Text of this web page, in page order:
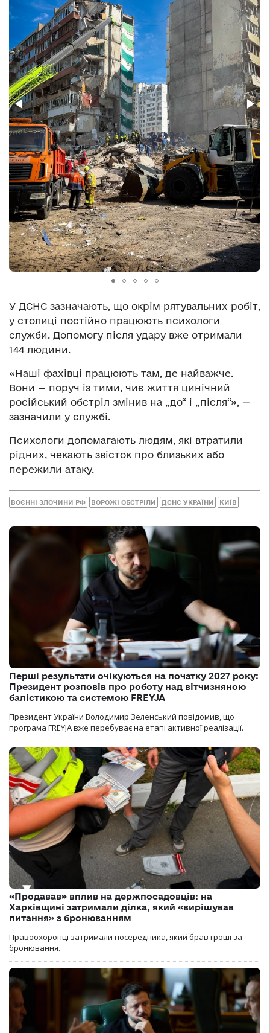
У ДСНС зазначають, що окрім рятувальних робіт,
у столиці постійно працюють психологи
служби. Допомогу після удару вже отримали
144 людини.
«Наші фахівці працюють там, де найважче.
Вони — поруч із тими, чиє життя цинічний
російський обстріл змінив на „до“ і „після“», —
зазначили у службі.
Психологи допомагають людям, які втратили
рідних, чекають звісток про близьких або
пережили атаку.
ВОЄННІ ЗЛОЧИНИ РФ ВОРОЖІ ОБСТРІЛИ ДСНС УКРАЇНИ КИЇВ
Перші результати очікуються на початку 2027 року:
Президент розповів про роботу над вітчизняною
балістикою та системою FREYJA
Президент України Володимир Зеленський повідомив, що
програма FREYJA вже перебуває на етапі активної реалізації.
«Продавав» вплив на держпосадовців: на
Харківщині затримали ділка, який «вирішував
питання» з бронюванням
Правоохоронці затримали посередника, який брав гроші за
бронювання.